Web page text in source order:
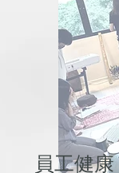
員工健康